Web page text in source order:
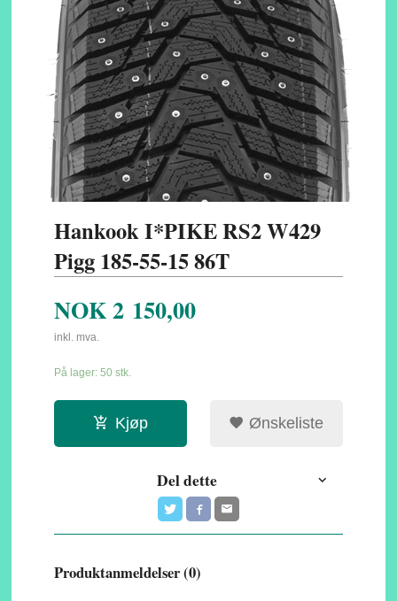
Hankook I*PIKE RS2 W429
Pigg 185-55-15 86T
NOK2 150,00
inkl. mva.
På lager: 50 stk.
Kjøp Ønskeliste
Del dette
Produktanmeldelser (0)